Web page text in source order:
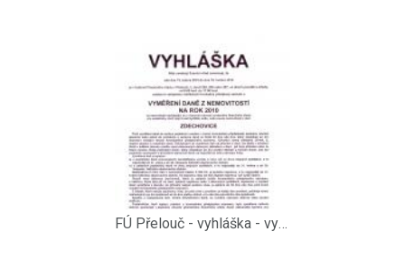
FÚ Přelouč - vyhláška - vyměření daně z nemovitostí na rok 2010